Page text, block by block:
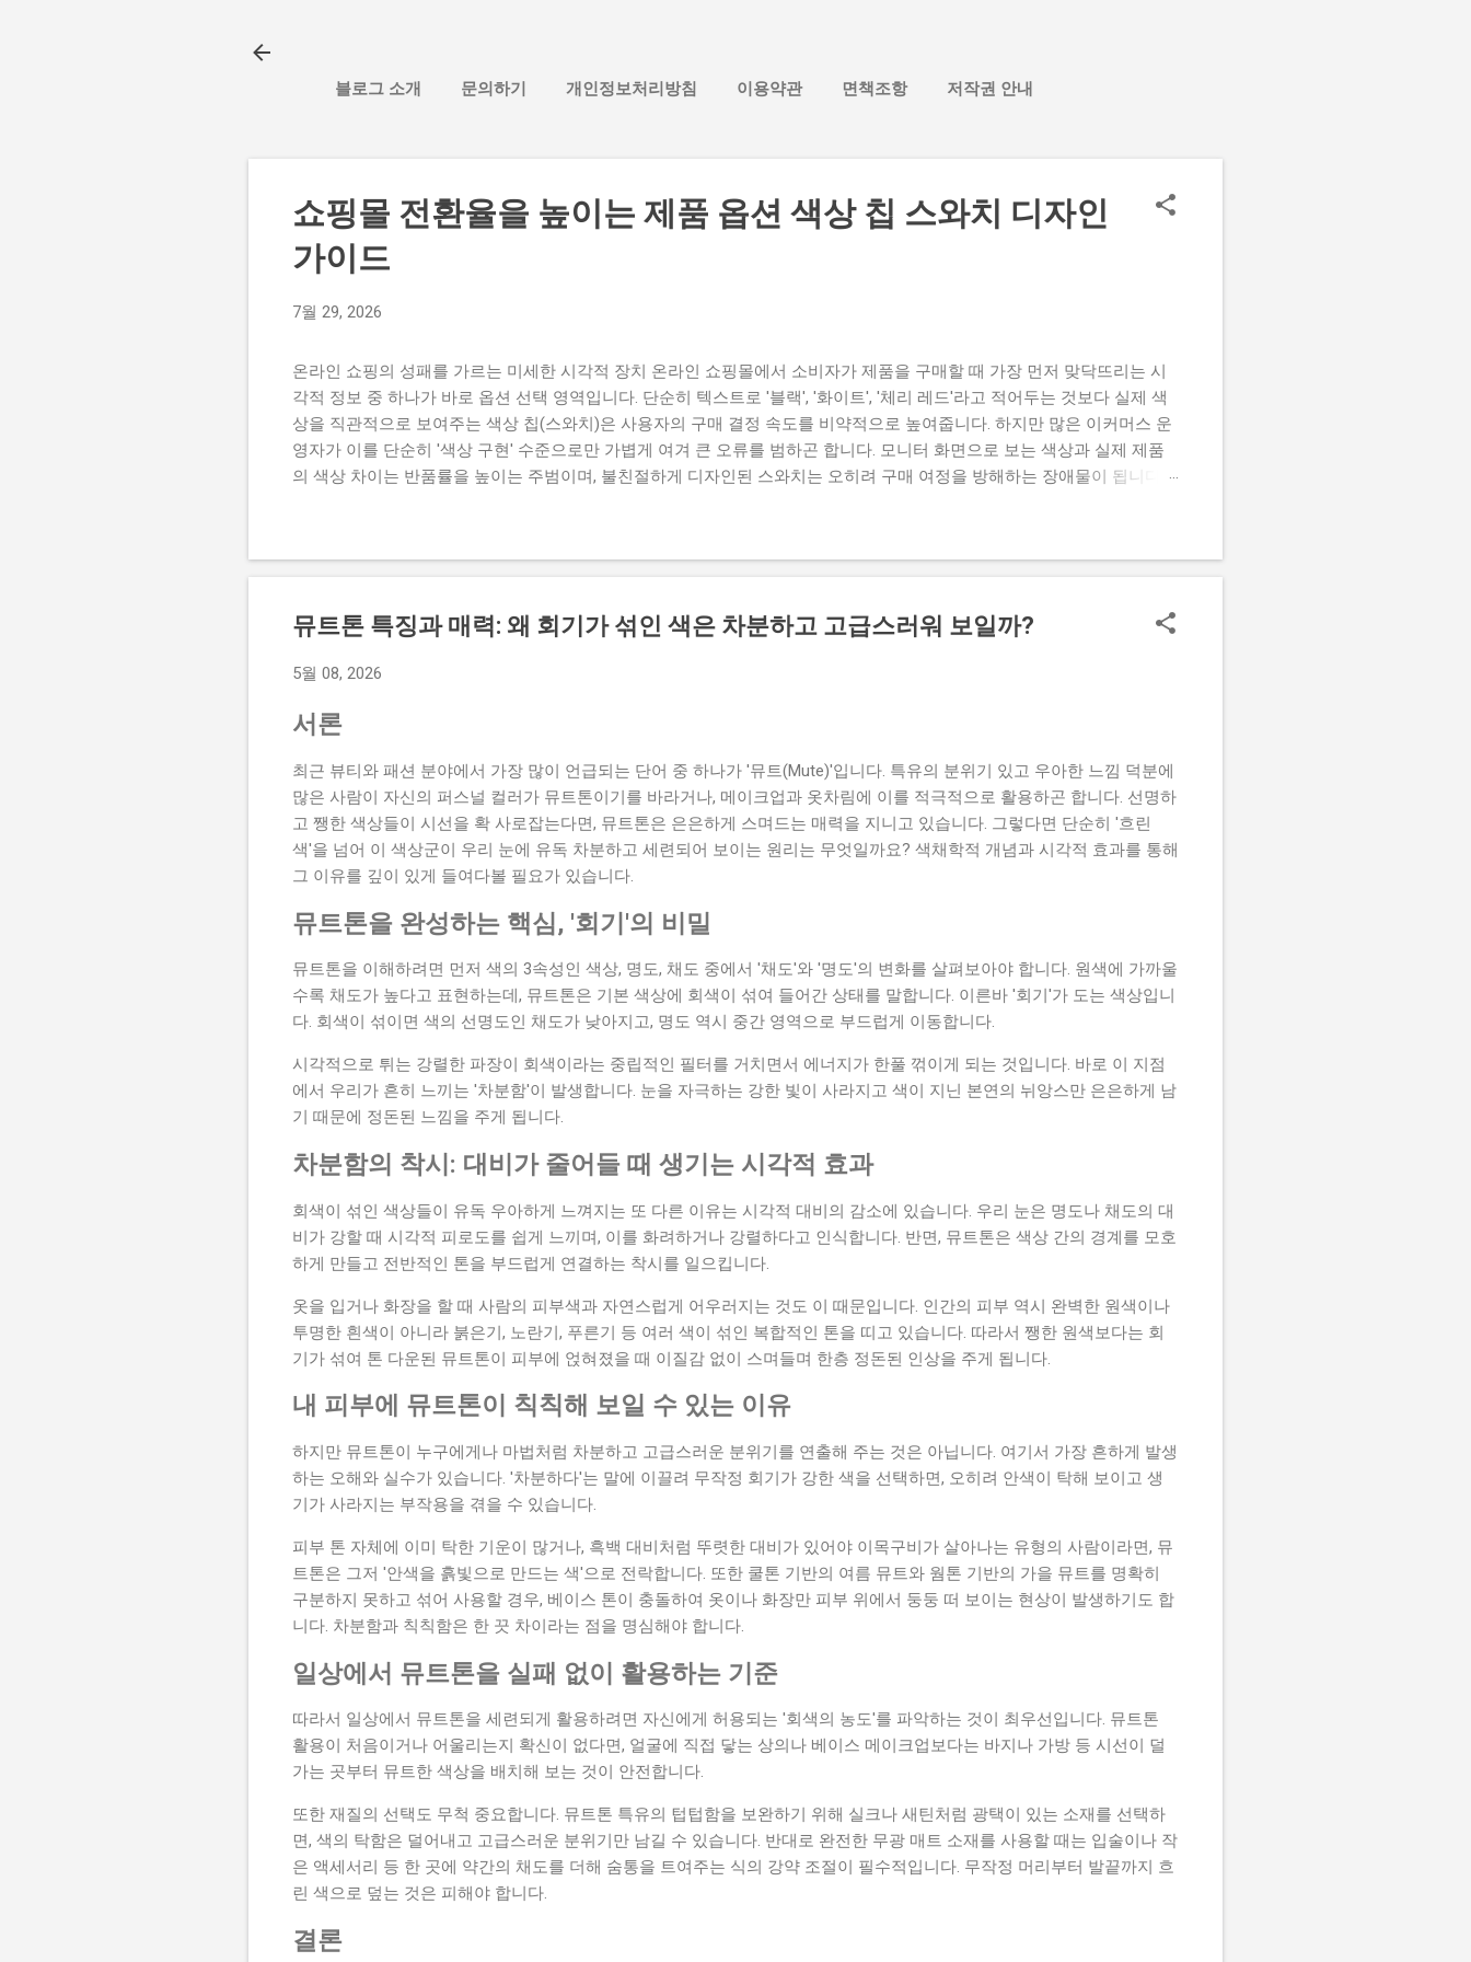
블로그 소개 문의하기 개인정보처리방침 이용약관 면책조항 저작권 안내
쇼핑몰 전환율을 높이는 제품 옵션 색상 칩 스와치 디자인
가이드
7월 29, 2026
온라인 쇼핑의 성패를 가르는 미세한 시각적 장치 온라인 쇼핑몰에서 소비자가 제품을 구매할 때 가장 먼저 맞닥뜨리는 시
각적 정보 중 하나가 바로 옵션 선택 영역입니다. 단순히 텍스트로 '블랙', '화이트', '체리 레드'라고 적어두는 것보다 실제 색
상을 직관적으로 보여주는 색상 칩(스와치)은 사용자의 구매 결정 속도를 비약적으로 높여줍니다. 하지만 많은 이커머스 운
영자가 이를 단순히 '색상 구현' 수준으로만 가볍게 여겨 큰 오류를 범하곤 합니다. 모니터 화면으로 보는 색상과 실제 제품
의 색상 차이는 반품률을 높이는 주범이며, 불친절하게 디자인된 스와치는 오히려 구매 여정을 방해하는 장애물이 됩니다.
최소화하고 직관적인 크기를 확보하는 것입니다. 모바일 화면에서 손가락으로 가볍게 터치할 수 있는 최소 영역은 보통
44px 이상이어야 오작동을 줄일 수 있는데, 스와치 자체의 크기가 너무 작으면 사용자는 터치에 스트레스를 느끼게 됩니다.
가 있는 옵션의 경우 단순한 색 채우기 방식으로는 제품의 실제 매력을 전혀 전달하지 못합니다. 이때는 단순 컬러 코드가 아
쇼핑몰을 분석하며 느낀 점은 스와치 디자인에서 가장 중요한 가치가 '제품의 본질을 왜곡 없이 전달하는 것'이라는 사실입
니다. 화려한 테두리나 입체감 있는 그림자 효과를 남발하기보다는, 주변 배경색과 명확히 구분되면서도 제품 고유의 색감
이 오롯이 강조되도록 단순하게 설계하는 ...
뮤트톤 특징과 매력: 왜 회기가 섞인 색은 차분하고 고급스러워 보일까?
5월 08, 2026
서론
최근 뷰티와 패션 분야에서 가장 많이 언급되는 단어 중 하나가 '뮤트(Mute)'입니다. 특유의 분위기 있고 우아한 느낌 덕분에
많은 사람이 자신의 퍼스널 컬러가 뮤트톤이기를 바라거나, 메이크업과 옷차림에 이를 적극적으로 활용하곤 합니다. 선명하
고 쨍한 색상들이 시선을 확 사로잡는다면, 뮤트톤은 은은하게 스며드는 매력을 지니고 있습니다. 그렇다면 단순히 '흐린
색'을 넘어 이 색상군이 우리 눈에 유독 차분하고 세련되어 보이는 원리는 무엇일까요? 색채학적 개념과 시각적 효과를 통해
그 이유를 깊이 있게 들여다볼 필요가 있습니다.
뮤트톤을 완성하는 핵심, '회기'의 비밀
뮤트톤을 이해하려면 먼저 색의 3속성인 색상, 명도, 채도 중에서 '채도'와 '명도'의 변화를 살펴보아야 합니다. 원색에 가까울
수록 채도가 높다고 표현하는데, 뮤트톤은 기본 색상에 회색이 섞여 들어간 상태를 말합니다. 이른바 '회기'가 도는 색상입니
다. 회색이 섞이면 색의 선명도인 채도가 낮아지고, 명도 역시 중간 영역으로 부드럽게 이동합니다.
시각적으로 튀는 강렬한 파장이 회색이라는 중립적인 필터를 거치면서 에너지가 한풀 꺾이게 되는 것입니다. 바로 이 지점
에서 우리가 흔히 느끼는 '차분함'이 발생합니다. 눈을 자극하는 강한 빛이 사라지고 색이 지닌 본연의 뉘앙스만 은은하게 남
기 때문에 정돈된 느낌을 주게 됩니다.
차분함의 착시: 대비가 줄어들 때 생기는 시각적 효과
회색이 섞인 색상들이 유독 우아하게 느껴지는 또 다른 이유는 시각적 대비의 감소에 있습니다. 우리 눈은 명도나 채도의 대
비가 강할 때 시각적 피로도를 쉽게 느끼며, 이를 화려하거나 강렬하다고 인식합니다. 반면, 뮤트톤은 색상 간의 경계를 모호
하게 만들고 전반적인 톤을 부드럽게 연결하는 착시를 일으킵니다.
옷을 입거나 화장을 할 때 사람의 피부색과 자연스럽게 어우러지는 것도 이 때문입니다. 인간의 피부 역시 완벽한 원색이나
투명한 흰색이 아니라 붉은기, 노란기, 푸른기 등 여러 색이 섞인 복합적인 톤을 띠고 있습니다. 따라서 쨍한 원색보다는 회
기가 섞여 톤 다운된 뮤트톤이 피부에 얹혀졌을 때 이질감 없이 스며들며 한층 정돈된 인상을 주게 됩니다.
내 피부에 뮤트톤이 칙칙해 보일 수 있는 이유
하지만 뮤트톤이 누구에게나 마법처럼 차분하고 고급스러운 분위기를 연출해 주는 것은 아닙니다. 여기서 가장 흔하게 발생
하는 오해와 실수가 있습니다. '차분하다'는 말에 이끌려 무작정 회기가 강한 색을 선택하면, 오히려 안색이 탁해 보이고 생
기가 사라지는 부작용을 겪을 수 있습니다.
피부 톤 자체에 이미 탁한 기운이 많거나, 흑백 대비처럼 뚜렷한 대비가 있어야 이목구비가 살아나는 유형의 사람이라면, 뮤
트톤은 그저 '안색을 흙빛으로 만드는 색'으로 전락합니다. 또한 쿨톤 기반의 여름 뮤트와 웜톤 기반의 가을 뮤트를 명확히
구분하지 못하고 섞어 사용할 경우, 베이스 톤이 충돌하여 옷이나 화장만 피부 위에서 둥둥 떠 보이는 현상이 발생하기도 합
니다. 차분함과 칙칙함은 한 끗 차이라는 점을 명심해야 합니다.
일상에서 뮤트톤을 실패 없이 활용하는 기준
따라서 일상에서 뮤트톤을 세련되게 활용하려면 자신에게 허용되는 '회색의 농도'를 파악하는 것이 최우선입니다. 뮤트톤
활용이 처음이거나 어울리는지 확신이 없다면, 얼굴에 직접 닿는 상의나 베이스 메이크업보다는 바지나 가방 등 시선이 덜
가는 곳부터 뮤트한 색상을 배치해 보는 것이 안전합니다.
또한 재질의 선택도 무척 중요합니다. 뮤트톤 특유의 텁텁함을 보완하기 위해 실크나 새틴처럼 광택이 있는 소재를 선택하
면, 색의 탁함은 덜어내고 고급스러운 분위기만 남길 수 있습니다. 반대로 완전한 무광 매트 소재를 사용할 때는 입술이나 작
은 액세서리 등 한 곳에 약간의 채도를 더해 숨통을 트여주는 식의 강약 조절이 필수적입니다. 무작정 머리부터 발끝까지 흐
린 색으로 덮는 것은 피해야 합니다.
결론